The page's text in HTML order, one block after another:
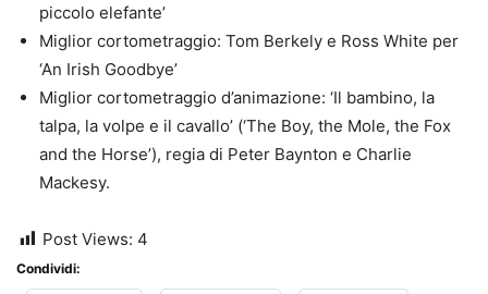
piccolo elefante’
Miglior cortometraggio: Tom Berkely e Ross White per
‘An Irish Goodbye’
Miglior cortometraggio d’animazione: ‘Il bambino, la
talpa, la volpe e il cavallo’ (‘The Boy, the Mole, the Fox
and the Horse’), regia di Peter Baynton e Charlie
Mackesy.
Post Views: 4
Condividi: